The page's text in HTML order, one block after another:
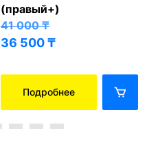
(правый+)
41 000₸
36 500₸
Подробнее